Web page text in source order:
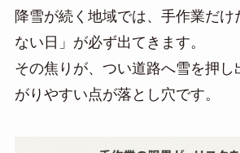
降雪が続く地域では、手作業だけ
ない日」が必ず出てきます。
その焦りが、つい道路へ雪を押し
がりやすい点が落とし穴です。